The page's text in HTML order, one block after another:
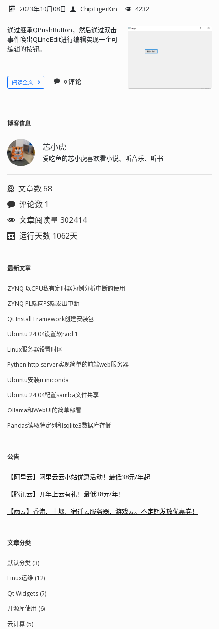
2023年10月08日 ChipTigerKin 4232
通过继承QPushButton，然后通过双击
事件唤出QLineEdit进行编辑实现一个可
编辑的按钮。
阅读全文 0 评论
博客信息
芯小虎
爱吃鱼的芯小虎喜欢看小说、听音乐、听书
文章数 68
评论数 1
文章阅读量 302414
运行天数 1062天
最新文章
ZYNQ 以CPU私有定时器为例分析中断的使用
ZYNQ PL端向PS端发出中断
Qt Install Framework创建安装包
Ubuntu 24.04设置软raid 1
Linux服务器设置时区
Python http.server实现简单的前端web服务器
Ubuntu安装miniconda
Ubuntu 24.04配置samba文件共享
Ollama和WebUI的简单部署
Pandas读取特定列和sqlite3数据库存储
公告
【阿里云】阿里云云小站优惠活动！最低38元/年起
【腾讯云】开年上云有礼！最低38元/年！
【雨云】香港、十堰、宿迁云服务器，游戏云。不定期发放优惠券！
文章分类
默认分类 (3)
Linux运维 (12)
Qt Widgets (7)
开源库使用 (6)
云计算 (5)